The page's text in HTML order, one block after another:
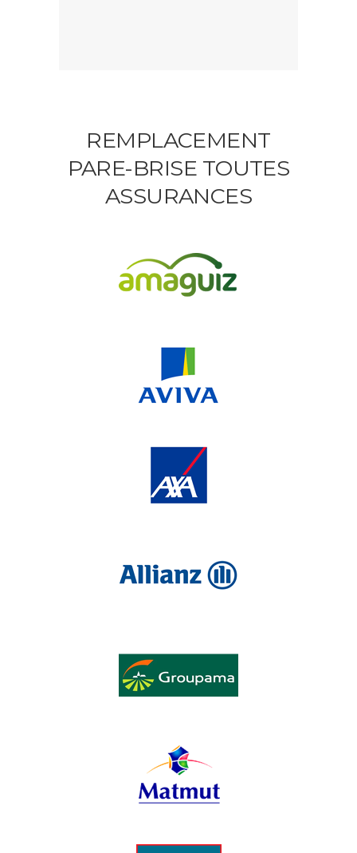
REMPLACEMENT
PARE-BRISE TOUTES
ASSURANCES